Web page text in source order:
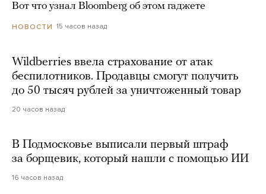
Вот что узнал Bloomberg об этом гаджете
НОВОСТИ 15 часов назад
Wildberries ввела страхование от атак
беспилотников. Продавцы смогут получить
до 50 тысяч рублей за уничтоженный товар
20 часов назад
В Подмосковье выписали первый штраф
за борщевик, который нашли с помощью ИИ
16 часов назад